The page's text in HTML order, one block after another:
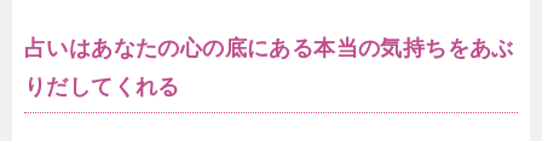
占いはあなたの心の底にある本当の気持ちをあぶ
りだしてくれる